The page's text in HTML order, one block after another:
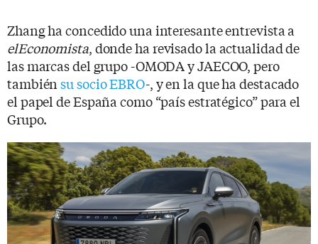
Zhang ha concedido una interesante entrevista a
elEconomista, donde ha revisado la actualidad de
las marcas del grupo -OMODA y JAECOO, pero
tambiénsu socio EBRO-, y en la que ha destacado
el papel de España como “país estratégico” para el
Grupo.